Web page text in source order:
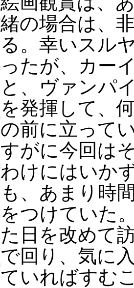
緒の場合は、
る。幸いスル
ったが、カー
と、ヴァンパ
を発揮して、
の前に立って
すがに今回は
わけにはいか
も、あまり時
をつけていた
た日を改めて
で回り、気に
ていればす